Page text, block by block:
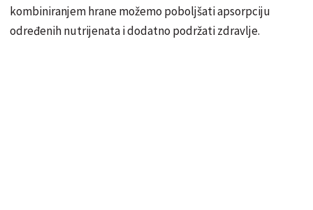
kombiniranjem hrane možemo poboljšati apsorpciju
određenih nutrijenata i dodatno podržati zdravlje.